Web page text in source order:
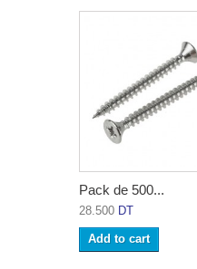
Pack de 500...
28.500 DT
Add to cart